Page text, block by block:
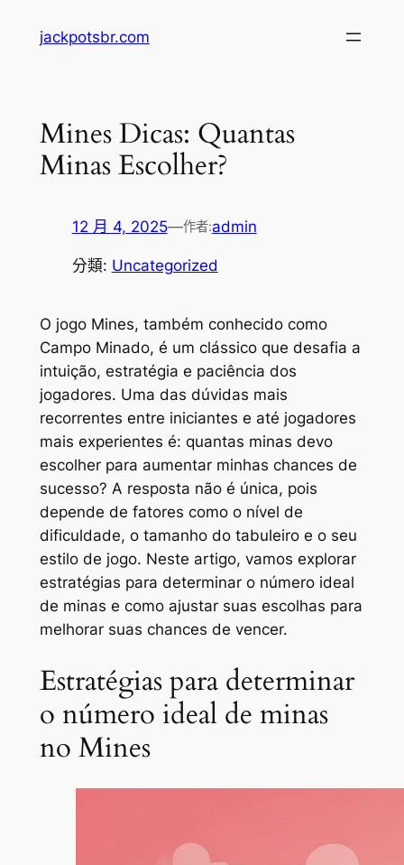
jackpotsbr.com
Mines Dicas: Quantas
Minas Escolher?
12 月 4, 2025—作者:admin
分類: Uncategorized
O jogo Mines, também conhecido como
Campo Minado, é um clássico que desafia a
intuição, estratégia e paciência dos
jogadores. Uma das dúvidas mais
recorrentes entre iniciantes e até jogadores
mais experientes é: quantas minas devo
escolher para aumentar minhas chances de
sucesso? A resposta não é única, pois
depende de fatores como o nível de
dificuldade, o tamanho do tabuleiro e o seu
estilo de jogo. Neste artigo, vamos explorar
estratégias para determinar o número ideal
de minas e como ajustar suas escolhas para
melhorar suas chances de vencer.
Estratégias para determinar
o número ideal de minas
no Mines